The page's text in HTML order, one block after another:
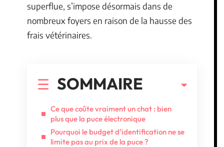
superflue, s’impose désormais dans de
nombreux foyers en raison de la hausse des
frais vétérinaires.
SOMMAIRE
Ce que coûte vraiment un chat : bien
plus que la puce électronique
Pourquoi le budget d’identification ne se
limite pas au prix de la puce ?